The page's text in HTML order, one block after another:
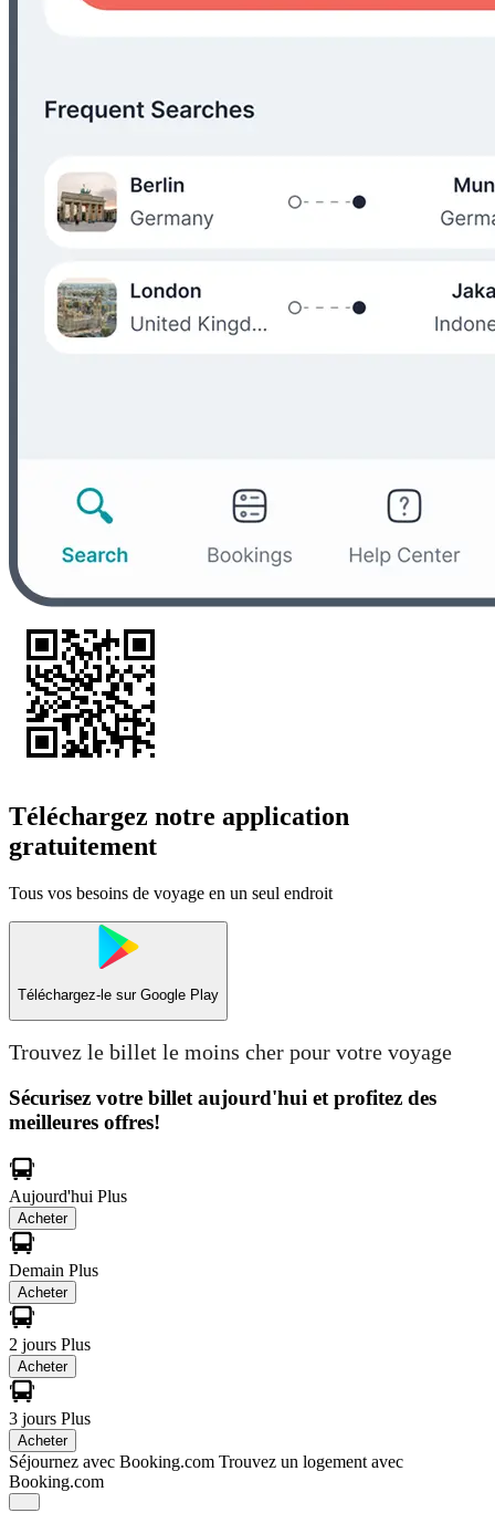
Téléchargez notre application
gratuitement
Tous vos besoins de voyage en un seul endroit
Téléchargez-le sur Google Play
Trouvez le billet le moins cher pour votre voyage
Sécurisez votre billet aujourd'hui et profitez des
meilleures offres!
Aujourd'hui Plus
Acheter
Demain Plus
Acheter
2 jours Plus
Acheter
3 jours Plus
Acheter
Séjournez avec Booking.com Trouvez un logement avec
Booking.com